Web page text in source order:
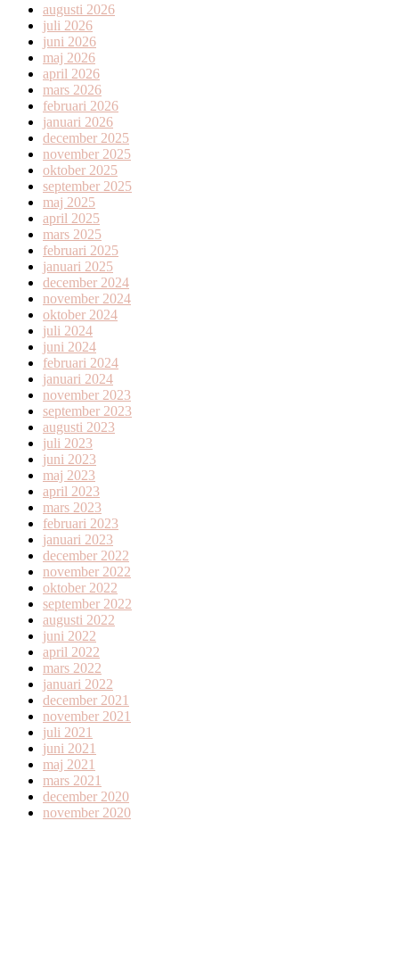
augusti 2026
juli 2026
juni 2026
maj 2026
april 2026
mars 2026
februari 2026
januari 2026
december 2025
november 2025
oktober 2025
september 2025
maj 2025
april 2025
mars 2025
februari 2025
januari 2025
december 2024
november 2024
oktober 2024
juli 2024
juni 2024
februari 2024
januari 2024
november 2023
september 2023
augusti 2023
juli 2023
juni 2023
maj 2023
april 2023
mars 2023
februari 2023
januari 2023
december 2022
november 2022
oktober 2022
september 2022
augusti 2022
juni 2022
april 2022
mars 2022
januari 2022
december 2021
november 2021
juli 2021
juni 2021
maj 2021
mars 2021
december 2020
november 2020